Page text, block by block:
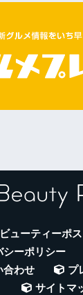
ビューティーポ
シーポリシー
合わせ
プ
サイトマ